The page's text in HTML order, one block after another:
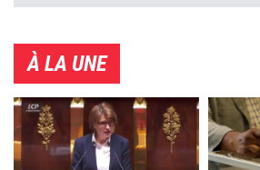
À LA UNE
Image Image